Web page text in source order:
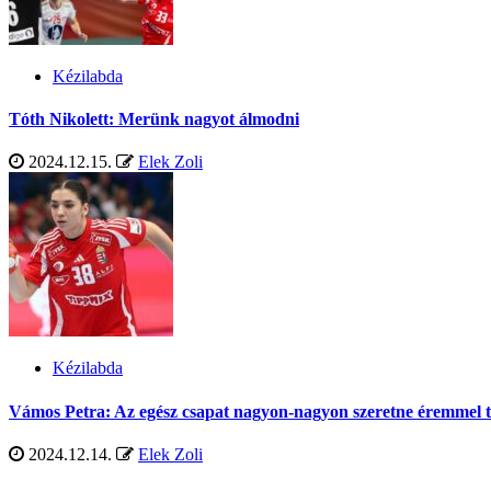
Kézilabda
Tóth Nikolett: Merünk nagyot álmodni
2024.12.15. Elek Zoli
Kézilabda
Vámos Petra: Az egész csapat nagyon-nagyon szeretne
2024.12.14. Elek Zoli